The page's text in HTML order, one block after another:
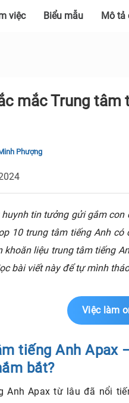
việc Biểu mẫu Mô tả
mắc Trung tâm
Phượng
tin tưởng gửi gắm con
10 trung tâm tiếng Anh
khoăn liệu trung tâm tiếng
bài viết này để tự mình
Việc làm
tiếng Anh Apax
bắt?
Anh Apax từ lâu đã nổi